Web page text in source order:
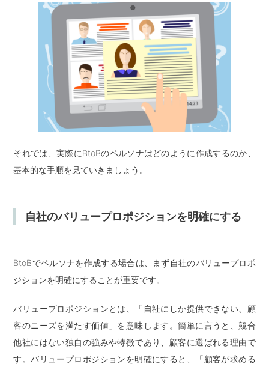
それでは、実際にBtoBのペルソナはどのように作成するのか、
基本的な手順を見ていきましょう。
自社のバリュープロポジションを明確にする
BtoBでペルソナを作成する場合は、まず自社のバリュープロポ
ジションを明確にすることが重要です。
バリュープロポジションとは、「自社にしか提供できない、顧
客のニーズを満たす価値」を意味します。簡単に言うと、競合
他社にはない独自の強みや特徴であり、顧客に選ばれる理由で
す。バリュープロポジションを明確にすると、「顧客が求める